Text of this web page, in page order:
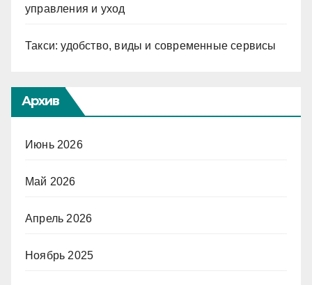
управления и уход
Такси: удобство, виды и современные сервисы
Архив
Июнь 2026
Май 2026
Апрель 2026
Ноябрь 2025